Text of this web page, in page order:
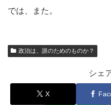
では、また。
政治は、誰のためのものか？
シェ
X